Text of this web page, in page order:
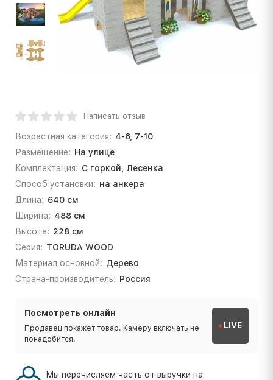
Написать отзыв
Возрастная категория: 4-6, 7-10
Размещение: На улице
Комплектация: С горкой, Лесенка
Способ установки: на анкера
Длина: 640 см
Ширина: 488 см
Высота: 228 см
Серия: TORUDA WOOD
Материал основной: Дерево
Страна-производитель: Россия
Посмотреть онлайн
Продавец покажет товар. Камеру включать не
понадобится.
LIVE
Мы перечисляем часть от выручки на